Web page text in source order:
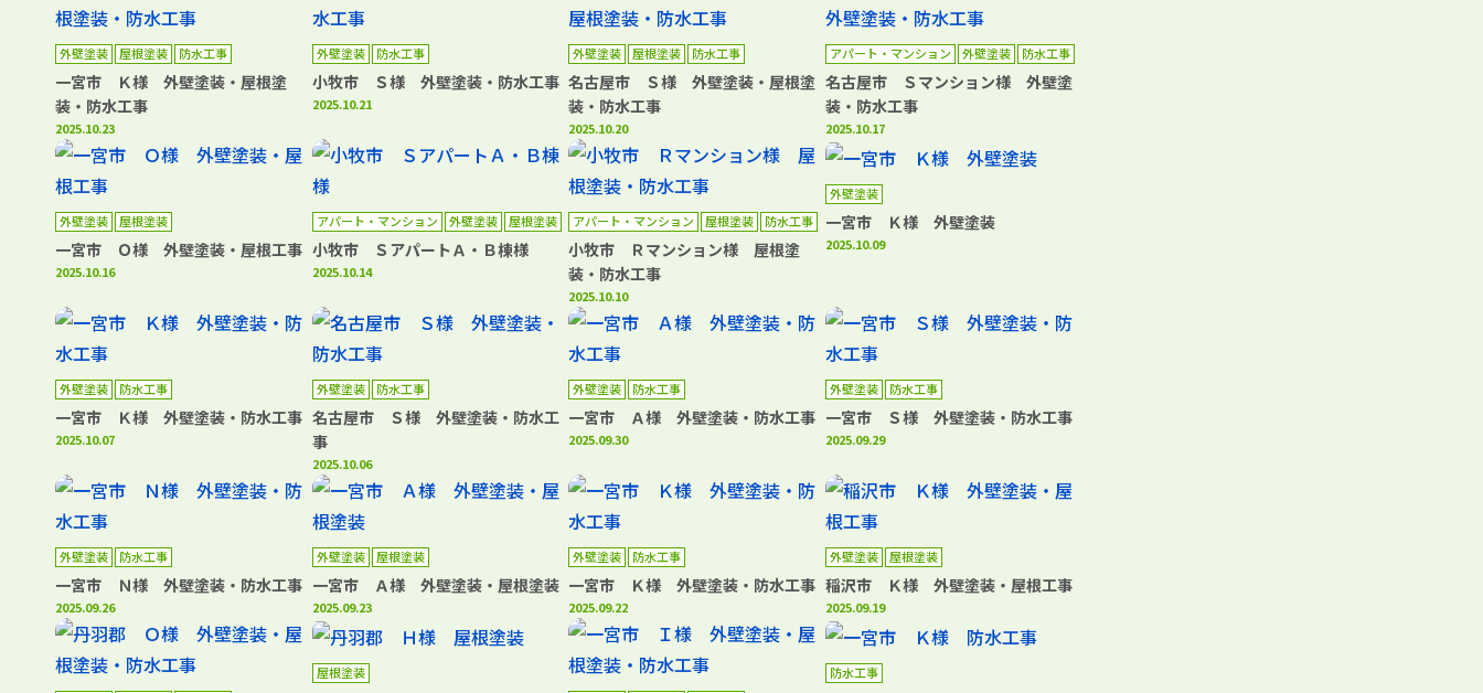
外壁塗装 屋根塗装 防水工事
一宮市 Ｋ様 外壁塗装・屋根塗
装・防水工事
2025.10.23
外壁塗装 防水工事
小牧市 Ｓ様 外壁塗装・防水工事
2025.10.21
外壁塗装 屋根塗装 防水工事
名古屋市 Ｓ様 外壁塗装・屋根塗
装・防水工事
2025.10.20
アパート・マンション 外壁塗装 防水工事
名古屋市 Ｓマンション様 外壁塗
装・防水工事
2025.10.17
外壁塗装 屋根塗装
一宮市 Ｏ様 外壁塗装・屋根工事
2025.10.16
アパート・マンション 外壁塗装 屋根塗装
小牧市 ＳアパートＡ・Ｂ棟様
2025.10.14
アパート・マンション 屋根塗装 防水工事
小牧市 Ｒマンション様 屋根塗
装・防水工事
2025.10.10
外壁塗装
一宮市 Ｋ様 外壁塗装
2025.10.09
外壁塗装 防水工事
一宮市 Ｋ様 外壁塗装・防水工事
2025.10.07
外壁塗装 防水工事
名古屋市 Ｓ様 外壁塗装・防水工
事
2025.10.06
外壁塗装 防水工事
一宮市 Ａ様 外壁塗装・防水工事
2025.09.30
外壁塗装 防水工事
一宮市 Ｓ様 外壁塗装・防水工事
2025.09.29
外壁塗装 防水工事
一宮市 Ｎ様 外壁塗装・防水工事
2025.09.26
外壁塗装 屋根塗装
一宮市 Ａ様 外壁塗装・屋根塗装
2025.09.23
外壁塗装 防水工事
一宮市 Ｋ様 外壁塗装・防水工事
2025.09.22
外壁塗装 屋根塗装
稲沢市 Ｋ様 外壁塗装・屋根工事
2025.09.19
屋根塗装 防水工事